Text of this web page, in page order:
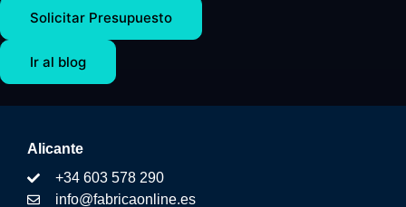
Solicitar Presupuesto
Ir al blog
Alicante
+34 603 578 290
info@fabricaonline.es